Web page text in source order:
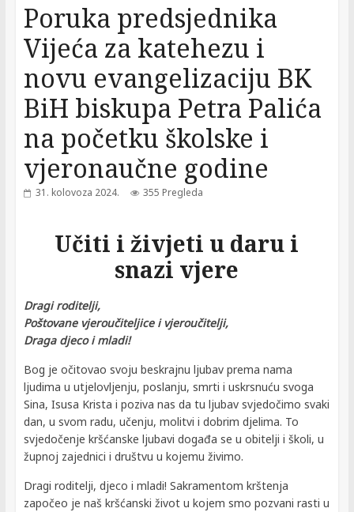
Poruka predsjednika
Vijeća za katehezu i
novu evangelizaciju BK
BiH biskupa Petra Palića
na početku školske i
vjeronaučne godine
31. kolovoza 2024. 355 Pregleda
Učiti i živjeti u daru i
snazi vjere
Dragi roditelji,
Poštovane vjeroučiteljice i vjeroučitelji,
Draga djeco i mladi!
Bog je očitovao svoju beskrajnu ljubav prema nama
ljudima u utjelovljenju, poslanju, smrti i uskrsnuću svoga
Sina, Isusa Krista i poziva nas da tu ljubav svjedočimo svaki
dan, u svom radu, učenju, molitvi i dobrim djelima. To
svjedočenje kršćanske ljubavi događa se u obitelji i školi, u
župnoj zajednici i društvu u kojemu živimo.
Dragi roditelji, djeco i mladi! Sakramentom krštenja
započeo je naš kršćanski život u kojem smo pozvani rasti u